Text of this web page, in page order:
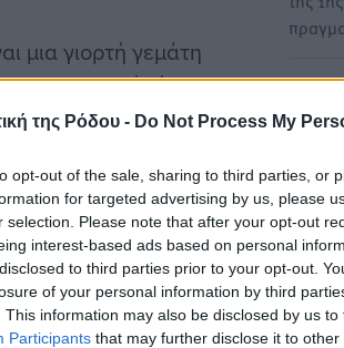
της Ρόδου - Do Not Process My
opt-out of the sale, sharing to third parties, or
for targeted advertising by us, please
selection. Please note that after your opt-out
interest-based ads based on personal
to third parties prior to your opt-out.
of your personal information by third
This information may also be disclosed by us
Participants that may further disclose it to other
μια γιορτή γεμάτη
η μουσική γίνεται
πνοή και η επαφή με το
Στην